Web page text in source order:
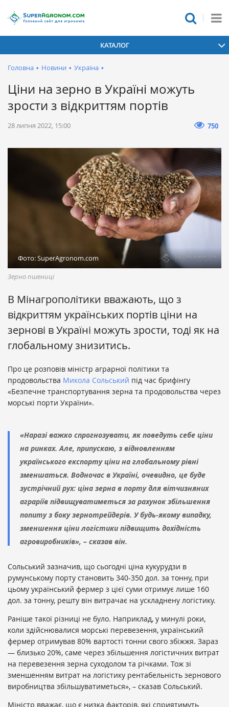
КАТАЛОГ
Головна • Новини • Україна •
Ціни на зерно в Україні можуть
зрости з відкриттям портів
28 липня 2022, 15:00 750
Фото: SuperAgronom.com
Зерно пшениці
В Мінагрополітики вважають, що з
відкриттям українських портів ціни на
зернові в Україні можуть зрости, тоді як на
глобальному знизитись.
Про це розповів міністр аграрної політики та
продовольства Микола Сольський під час брифінгу
«Безпечне транспортування зерна та продовольства через
морські порти України».
«Наразі важко спрогнозувати, як поведуть себе ціни
на ринках. Але, припускаю, з відновленням
українського експорту ціни на глобальному рівні
зменшаться. Водночас в Україні, очевидно, це буде
зустрічний рух: ціна зерна в порту для вітчизняних
аграріїв підвищуватиметься за рахунок збільшення
попиту з боку зернотрейдерів. У будь-якому випадку,
зменшення ціни логістики підвищить дохідність
агровиробників», – сказав він.
Сольський зазначив, що сьогодні ціна кукурудзи в
румунському порту становить 340-350 дол. за тонну, при
цьому український фермер з цієї суми отримує лише 160
дол. за тонну, решту він витрачає на ускладнену логістику.
Раніше такої різниці не було. Наприклад, у минулі роки,
коли здійснювалися морські перевезення, український
фермер отримував 80% вартості тонни свого збіжжя. Зараз
— близько 20%, саме через збільшення логістичних витрат
на перевезення зерна суходолом та річками. Тож зі
зменшенням витрат на логістику рентабельність зернового
виробництва збільшуватиметься», – сказав Сольський.
Міністр вважає, що є низка факторів, які сприятимуть